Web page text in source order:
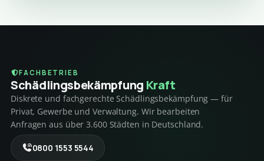
FACHBETRIEB
Schädlings­bekämpfung Kraft
Diskrete und fachgerechte Schädlingsbekämpfung — für
Privat, Gewerbe und Verwaltung. Wir bearbeiten
Anfragen aus über 3.600 Städten in Deutschland.
0800 1553 5544